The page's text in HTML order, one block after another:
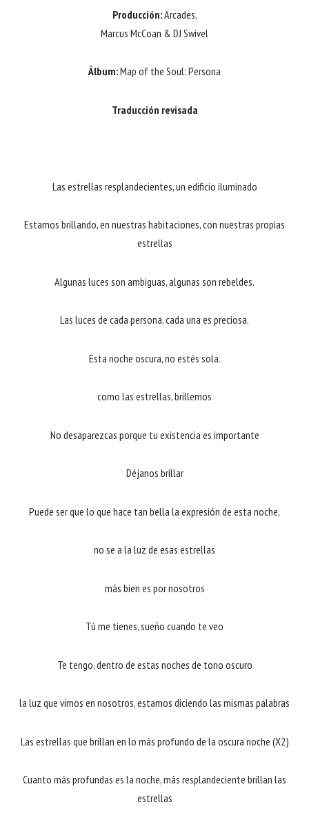
Producción:Arcades,
Marcus McCoan & DJ Swivel
Álbum:Map of the Soul: Persona
Traducción revisada
Las estrellas resplandecientes, un edificio iluminado
Estamos brillando, en nuestras habitaciones, con nuestras propias
estrellas
Algunas luces son ambiguas, algunas son rebeldes.
Las luces de cada persona, cada una es preciosa.
Esta noche oscura, no estés sola.
como las estrellas, brillemos
No desaparezcas porque tu existencia es importante
Déjanos brillar
Puede ser que lo que hace tan bella la expresión de esta noche,
no se a la luz de esas estrellas
más bien es por nosotros
Tú me tienes, sueño cuando te veo
Te tengo, dentro de estas noches de tono oscuro
la luz que vimos en nosotros, estamos diciendo las mismas palabras
Las estrellas que brillan en lo más profundo de la oscura noche (X2)
Cuanto más profundas es la noche, más resplandeciente brillan las
estrellas